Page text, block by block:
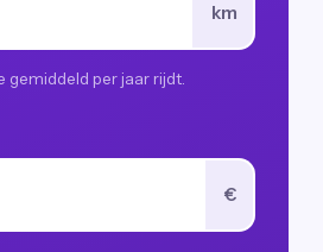
km
gemiddeld per jaar rijdt.
€